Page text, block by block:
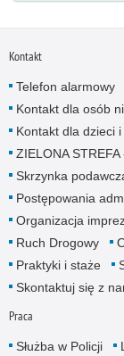
Kontakt
Telefon alarmowy
Kontakt dla osób
Kontakt dla dzieci
ZIELONA
Skrzynka
Postępowania
Organizacja
Ruch Drogowy
Praktyki i staże
Skontaktuj się z
Praca
Służba w Policji